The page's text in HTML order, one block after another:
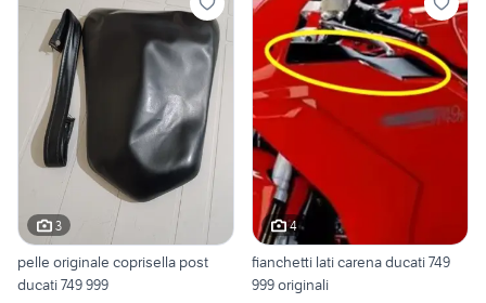
3
pelle originale coprisella post
ducati 749 999
4
fianchetti lati carena ducati 749
999 originali